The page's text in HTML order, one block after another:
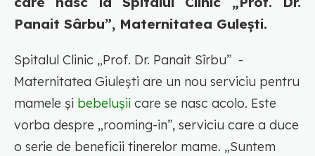
Panait Sârbu”, Maternitatea Gulești.
Spitalul Clinic „Prof. Dr. Panait Sîrbu” -
Maternitatea Giulești are un nou serviciu pentru
mamele și bebelușii care se nasc acolo. Este
vorba despre „rooming-in”, serviciu care a duce
o serie de beneficii tinerelor mame. „Suntem